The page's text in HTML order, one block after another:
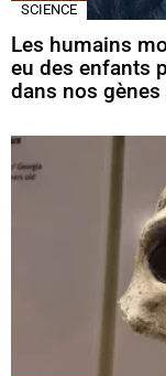
SCIENCE
Les humains
eu des enfants
dans nos gènes